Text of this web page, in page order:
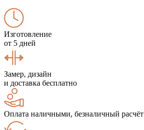
Изготовление
от 5 дней
Замер, дизайн
и доставка бесплатно
Оплата наличными, безналичный расчёт